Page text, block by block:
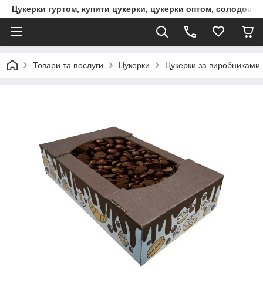
Цукерки гуртом, купити цукерки, цукерки оптом, солодощі
Товари та послуги Цукерки Цукерки за виробниками